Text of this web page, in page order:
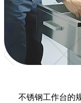
不锈钢工作台的